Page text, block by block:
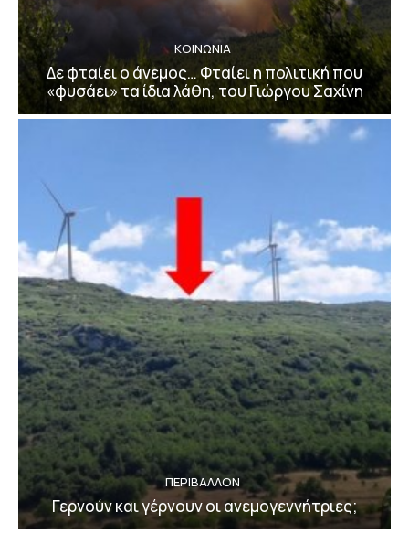
ΚΟΙΝΩΝΙΑ
Δε φταίει ο άνεμος… Φταίει η πολιτική που
«φυσάει» τα ίδια λάθη, του Γιώργου Σαχίνη
ΠΕΡΙΒΆΛΛΟΝ
Γερνούν και γέρνουν οι ανεμογεννήτριες;